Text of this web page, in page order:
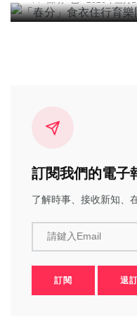
訂閱我們的電子
了解時事、接收新知、
請鍵入Email
訂閱 退訂